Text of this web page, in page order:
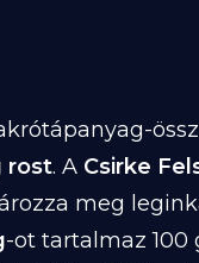
rost. A Csirke
meg
-ot tartalmaz 100